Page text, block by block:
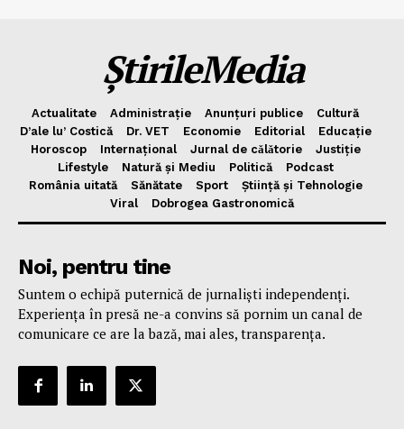
ȘtirileMedia
Actualitate Administrație Anunțuri publice
Cultură
D’ale lu’ Costică
Dr. VET Economie Editorial
Educație
Horoscop
Internațional Jurnal de cǎlǎtorie
Justiție
Lifestyle
Natură și Mediu Politică
Podcast
România uitată
Sănătate Sport
Știință și Tehnologie
Viral
Dobrogea Gastronomică
Noi, pentru tine
Suntem o echipă puternică de jurnaliști independenți.
Experiența în presă ne-a convins să pornim un canal de
comunicare ce are la bază, mai ales, transparența.